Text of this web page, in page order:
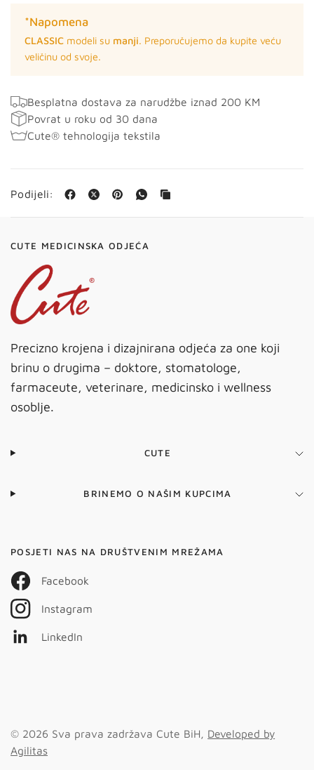
*Napomena
CLASSIC modeli su manji. Preporučujemo da kupite veću
veličinu od svoje.
Besplatna dostava za narudžbe iznad 200 KM
Povrat u roku od 30 dana
Cute® tehnologija tekstila
Podijeli:
CUTE MEDICINSKA ODJEĆA
Precizno krojena i dizajnirana odjeća za one koji
brinu o drugima – doktore, stomatologe,
farmaceute, veterinare, medicinsko i wellness
osoblje.
CUTE
BRINEMO O NAŠIM KUPCIMA
POSJETI NAS NA DRUŠTVENIM MREŽAMA
Facebook
Instagram
LinkedIn
© 2026 Sva prava zadržava Cute BiH, Developed by
Agilitas